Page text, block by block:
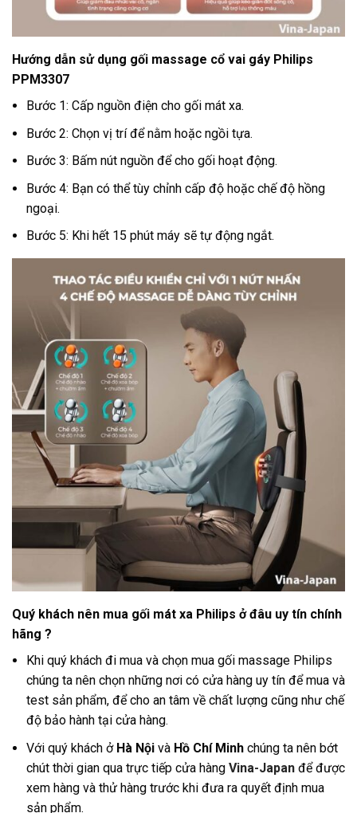
Hướng dẫn sử dụng gối massage cổ vai gáy Philips
PPM3307
Bước 1: Cấp nguồn điện cho gối mát xa.
Bước 2: Chọn vị trí để nằm hoặc ngồi tựa.
Bước 3: Bấm nút nguồn để cho gối hoạt động.
Bước 4: Bạn có thể tùy chỉnh cấp độ hoặc chế độ hồng
ngoại.
Bước 5: Khi hết 15 phút máy sẽ tự động ngắt.
Quý khách nên mua gối mát xa Philips ở đâu uy tín chính
hãng ?
Khi quý khách đi mua và chọn mua gối massage Philips
chúng ta nên chọn những nơi có cửa hàng uy tín để mua và
test sản phẩm, để cho an tâm về chất lượng cũng như chế
độ bảo hành tại cửa hàng.
Với quý khách ở Hà Nội và Hồ Chí Minh chúng ta nên bớt
chút thời gian qua trực tiếp cửa hàng Vina-Japan để được
xem hàng và thử hàng trước khi đưa ra quyết định mua
sản phẩm.